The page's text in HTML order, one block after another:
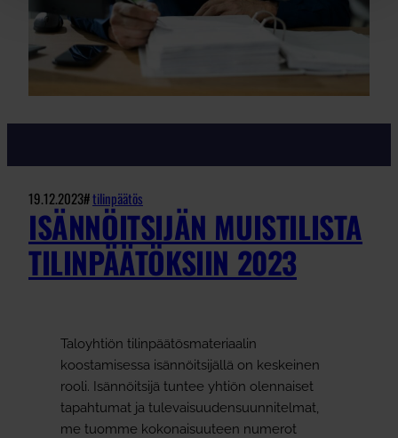
19.12.2023#tilinpäätös
ISÄNNÖITSIJÄN MUISTILISTA
TILINPÄÄTÖKSIIN 2023
Taloyhtiön tilinpäätösmateriaalin
koostamisessa isännöitsijällä on keskeinen
rooli. Isännöitsijä tuntee yhtiön olennaiset
tapahtumat ja tulevaisuudensuunnitelmat,
me tuomme kokonaisuuteen numerot